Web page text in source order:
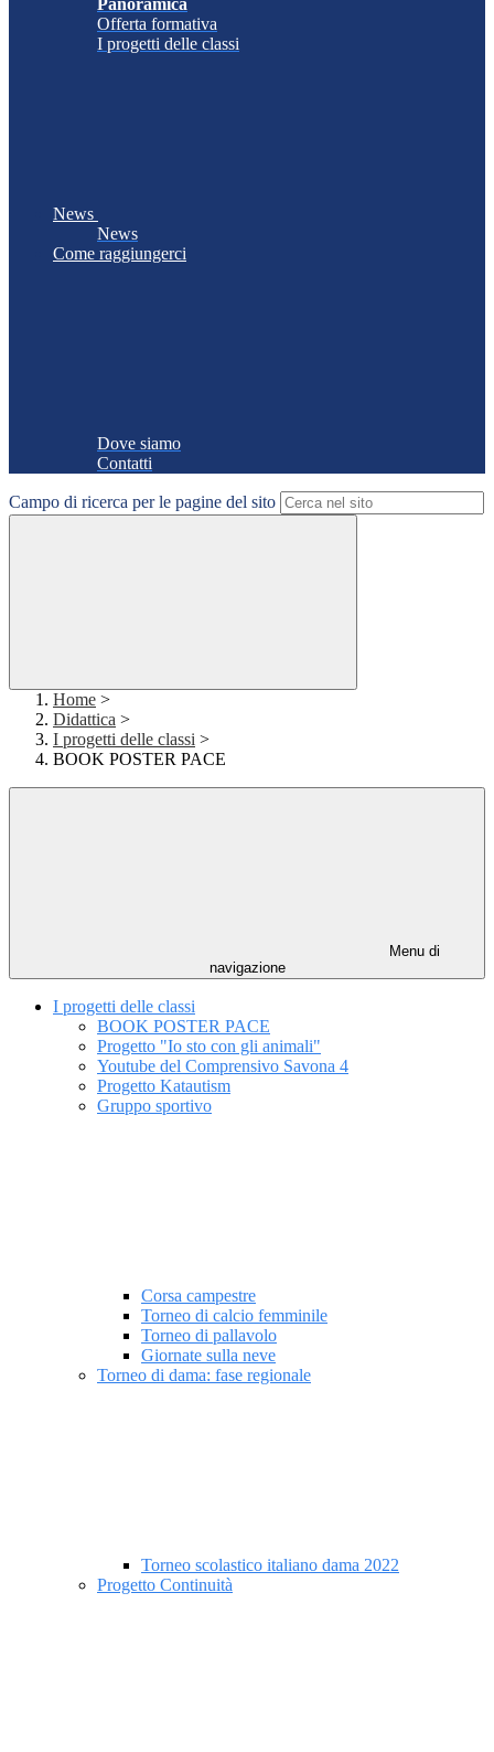
Panoramica
Offerta formativa
I progetti delle classi
News
News
Come raggiungerci
Dove siamo
Contatti
Campo di ricerca per le pagine del sito
Home >
Didattica >
I progetti delle classi >
BOOK POSTER PACE
Menu di
navigazione
I progetti delle classi
BOOK POSTER PACE
Progetto "Io sto con gli animali"
Youtube del Comprensivo Savona 4
Progetto Katautism
Gruppo sportivo
Corsa campestre
Torneo di calcio femminile
Torneo di pallavolo
Giornate sulla neve
Torneo di dama: fase regionale
Torneo scolastico italiano dama 2022
Progetto Continuità